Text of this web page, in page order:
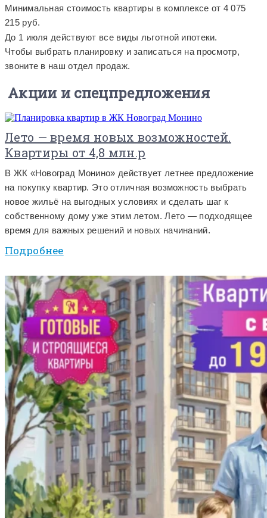
Минимальная стоимость квартиры в комплексе от 4 075
215 руб.
До 1 июля действуют все виды льготной ипотеки.
Чтобы выбрать планировку и записаться на просмотр,
звоните в наш отдел продаж.
Акции и спецпредложения
Лето — время новых возможностей.
Квартиры от 4,8 млн.р
В ЖК «Новоград Монино» действует летнее предложение
на покупку квартир. Это отличная возможность выбрать
новое жильё на выгодных условиях и сделать шаг к
собственному дому уже этим летом. Лето — подходящее
время для важных решений и новых начинаний.
Подробнее